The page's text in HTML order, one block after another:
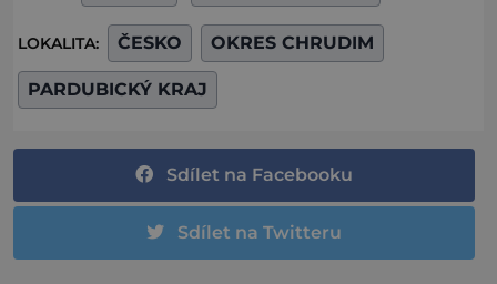
LOKALITA: ČESKO OKRES CHRUDIM
PARDUBICKÝ KRAJ
Sdílet na Facebooku
Sdílet na Twitteru